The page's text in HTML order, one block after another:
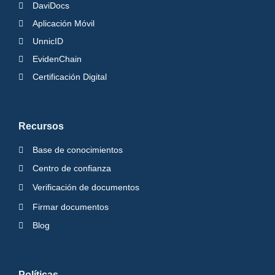
DaviDocs
Aplicación Móvil
UnnicID
EvidenChain
Certificación Digital
Recursos
Base de conocimientos
Centro de confianza
Verificación de documentos
Firmar documentos
Blog